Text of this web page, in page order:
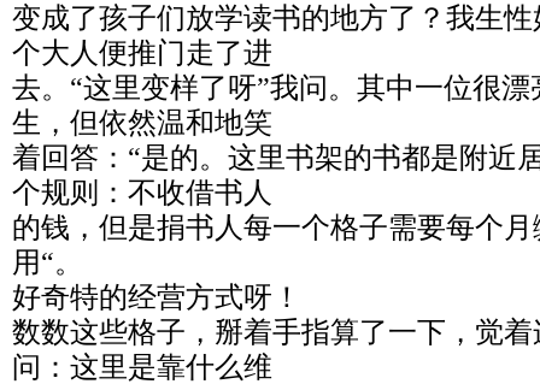
变成了孩子们放学读书的地方了？我生
个大人便推门走了进
去。“这里变样了呀”我问。其中一位很
生，但依然温和地笑
着回答：“是的。这里书架的书都是附近
个规则：不收借书人
的钱，但是捐书人每一个格子需要每个月
用“。
好奇特的经营方式呀！
数数这些格子，掰着手指算了一下，觉
问：这里是靠什么维